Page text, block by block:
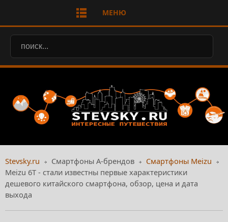
МЕНЮ
Stevsky.ru Смартфоны А-брендов
Смартфоны Meizu
Meizu 6T - стали известны первые характеристики
дешевого китайского смартфона, обзор, цена и дата
выхода